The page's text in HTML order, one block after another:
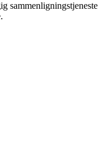
sammenligningstjeneste